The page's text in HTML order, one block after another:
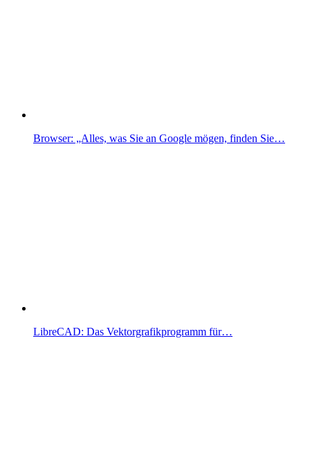
Browser: „Alles, was Sie an Google mögen, finden Sie…
LibreCAD: Das Vektorgrafikprogramm für…